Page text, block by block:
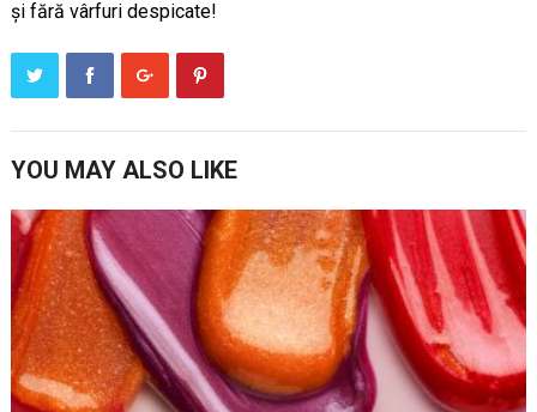
și fără vârfuri despicate!
YOU MAY ALSO LIKE